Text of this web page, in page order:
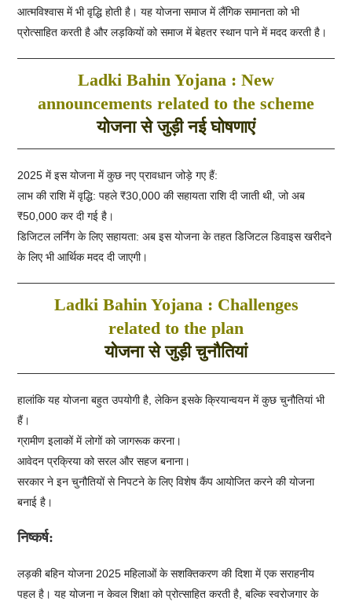
आत्मविश्वास में भी वृद्धि होती है। यह योजना समाज में लैंगिक समानता को भी
प्रोत्साहित करती है और लड़कियों को समाज में बेहतर स्थान पाने में मदद करती है।
Ladki Bahin Yojana : New
announcements related to the scheme
योजना से जुड़ी नई घोषणाएं
2025 में इस योजना में कुछ नए प्रावधान जोड़े गए हैं:
लाभ की राशि में वृद्धि: पहले ₹30,000 की सहायता राशि दी जाती थी, जो अब
₹50,000 कर दी गई है।
डिजिटल लर्निंग के लिए सहायता: अब इस योजना के तहत डिजिटल डिवाइस खरीदने
के लिए भी आर्थिक मदद दी जाएगी।
Ladki Bahin Yojana : Challenges
related to the plan
योजना से जुड़ी चुनौतियां
हालांकि यह योजना बहुत उपयोगी है, लेकिन इसके क्रियान्वयन में कुछ चुनौतियां भी
हैं।
ग्रामीण इलाकों में लोगों को जागरूक करना।
आवेदन प्रक्रिया को सरल और सहज बनाना।
सरकार ने इन चुनौतियों से निपटने के लिए विशेष कैंप आयोजित करने की योजना
बनाई है।
निष्कर्ष:
लड़की बहिन योजना 2025 महिलाओं के सशक्तिकरण की दिशा में एक सराहनीय
पहल है। यह योजना न केवल शिक्षा को प्रोत्साहित करती है, बल्कि स्वरोजगार के